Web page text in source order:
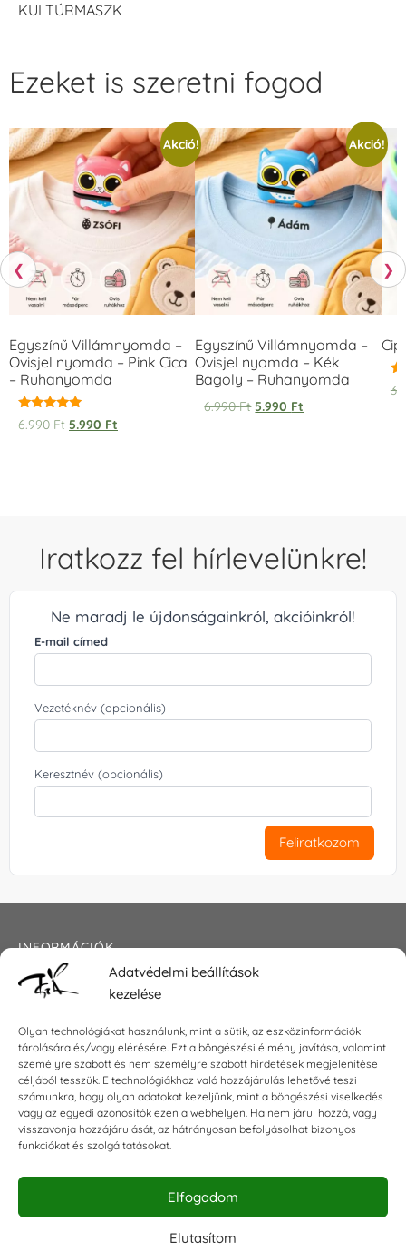
Adatvédelmi beállítások
kezelése
Olyan technológiákat használunk, mint a sütik, az eszközinformációk
tárolására és/vagy elérésére. Ezt a böngészési élmény javítása, valamint
személyre szabott és nem személyre szabott hirdetések megjelenítése
céljából tesszük. E technológiákhoz való hozzájárulás lehetővé teszi
számunkra, hogy olyan adatokat kezeljünk, mint a böngészési viselkedés
vagy az egyedi azonosítók ezen a webhelyen. Ha nem járul hozzá, vagy
visszavonja hozzájárulását, az hátrányosan befolyásolhat bizonyos
funkciókat és szolgáltatásokat.
Elfogadom
Elutasítom
KULTÚRMASZK
❮
Ezeket is szeretni fogod
Akció!
Egyszínű Villámnyomda –
Ovisjel nyomda – Pink Cica
– Ruhanyomda
Értékelés:
5.00
6.990Ft 5.990 Ft
Akció!
Egyszínű Villámnyomda –
Ovisjel nyomda – Kék
Bagoly – Ruhanyomda
6.990Ft 5.990 Ft
❯
Iratkozz fel hírlevelünkre!
Ne maradj le újdonságainkról, akcióinkról!
E-mail címed
Vezetéknév (opcionális)
Keresztnév (opcionális)
Feliratkozom
INFORMÁCIÓK
Általános szerződési feltételek
Impresszum
KAPCSOLAT
E-mail:shop@torokszilvi.com
Telefon: +36 30 6767872
KÖZÖSSÉGI